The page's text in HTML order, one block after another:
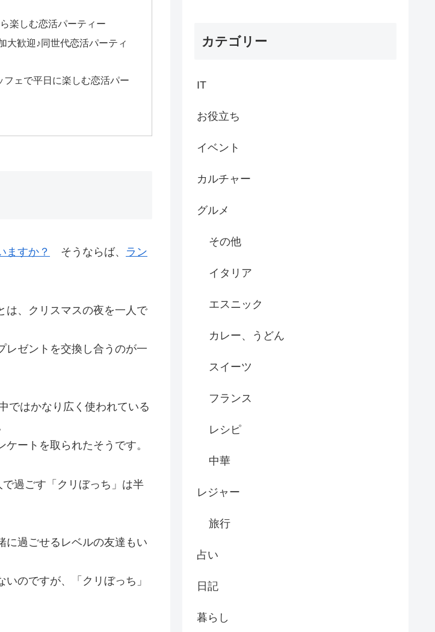
楽しむ恋活パーティー
大歓迎♪同世代恋活パーティ
ェで平日に楽しむ恋活パー
ますか？ そうならば、 ラン
は、 クリスマスの夜を一人で
レゼントを交換し合うのが一
ではかなり広く使われている
ケートを取られたそうです。
で過ごす「クリぼっち」は半
に過ごせるレベルの友達もい
いのですが、「クリぼっち」
カテゴリー
IT
お役立ち
イベント
カルチャー
グルメ
その他
イタリア
エスニック
カレー、うどん
スイーツ
フランス
レシピ
中華
レジャー
旅行
占い
日記
暮らし